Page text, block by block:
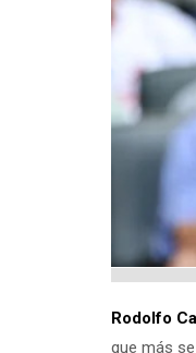
Rodolfo
que más